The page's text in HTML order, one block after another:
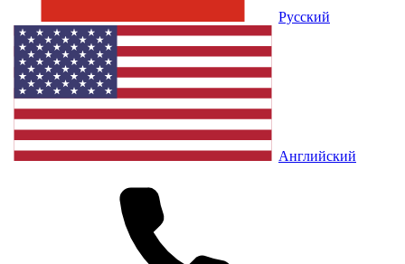
Русский
Английский